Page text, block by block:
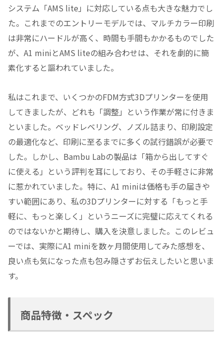
システム「AMS lite」に対応している点も大きな魅力でし
た。これまでのエントリーモデルでは、マルチカラー印刷
は非常にハードルが高く、時間も手間もかかるものでした
が、A1 miniとAMS liteの組み合わせは、それを劇的に簡
素化すると謳われていました。
私はこれまで、いくつかのFDM方式3Dプリンターを使用
してきましたが、どれも「調整」という作業が常に付きま
といました。ベッドレベリング、ノズル詰まり、印刷設定
の最適化など、印刷に至るまでに多くの試行錯誤が必要で
した。しかし、Bambu Labの製品は「箱から出してすぐ
に使える」という評判を耳にしており、その手軽さに非常
に惹かれていました。特に、A1 miniは価格も手の届きや
すい範囲にあり、私の3Dプリンターに対する「もっと手
軽に、もっと楽しく」というニーズに完璧に応えてくれる
のではないかと期待し、購入を決意しました。このレビュ
ーでは、実際にA1 miniを数ヶ月間使用してみた感想を、
良い点も気になった点も包み隠さずお伝えしたいと思いま
す。
商品特徴・スペック